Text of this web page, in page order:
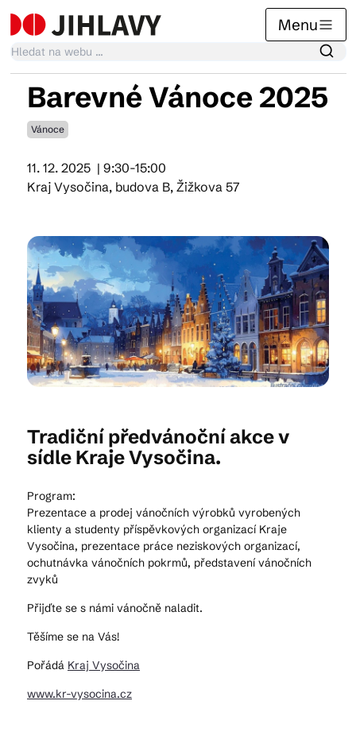
Menu
Kalendář akcí
Tradiční akce
Suvenýry
Praktické info
Barevné Vánoce 2025
Vánoce
11. 12. 2025 | 9:30-15:00
Kraj Vysočina, budova B, Žižkova 57
Tradiční předvánoční akce v
sídle Kraje Vysočina.
Program:
Prezentace a prodej vánočních výrobků vyrobených
klienty a studenty příspěvkových organizací Kraje
Vysočina, prezentace práce neziskových organizací,
ochutnávka vánočních pokrmů, představení vánočních
zvyků
Přijďte se s námi vánočně naladit.
Těšíme se na Vás!
Pořádá Kraj Vysočina
www.kr-vysocina.cz